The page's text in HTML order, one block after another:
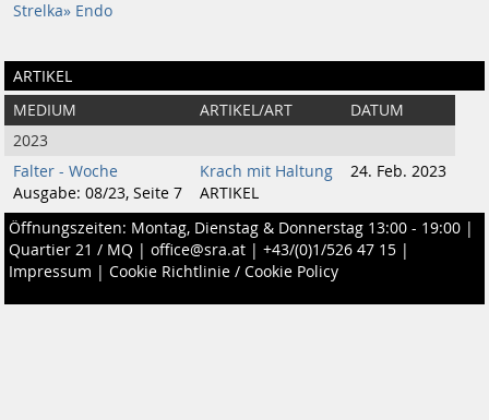
Strelka» Endo
ARTIKEL
MEDIUM ARTIKEL/ART
DATUM
2023
Falter - Woche
Ausgabe: 08/23, Seite 7
Krach mit Haltung
ARTIKEL
24. Feb. 2023
Öffnungszeiten: Montag, Dienstag & Donnerstag 13:00 - 19:00 |
Quartier 21 / MQ | office@sra.at | +43/(0)1/526 47 15 |
Impressum | Cookie Richtlinie / Cookie Policy